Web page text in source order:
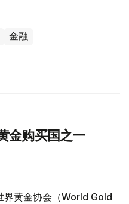
金融
金购买国之一
界黄金协会（World Gold